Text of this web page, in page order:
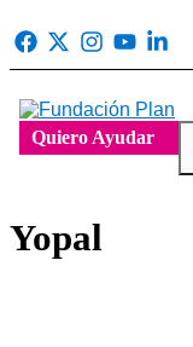
al
Quiero Ayudar
Yopal